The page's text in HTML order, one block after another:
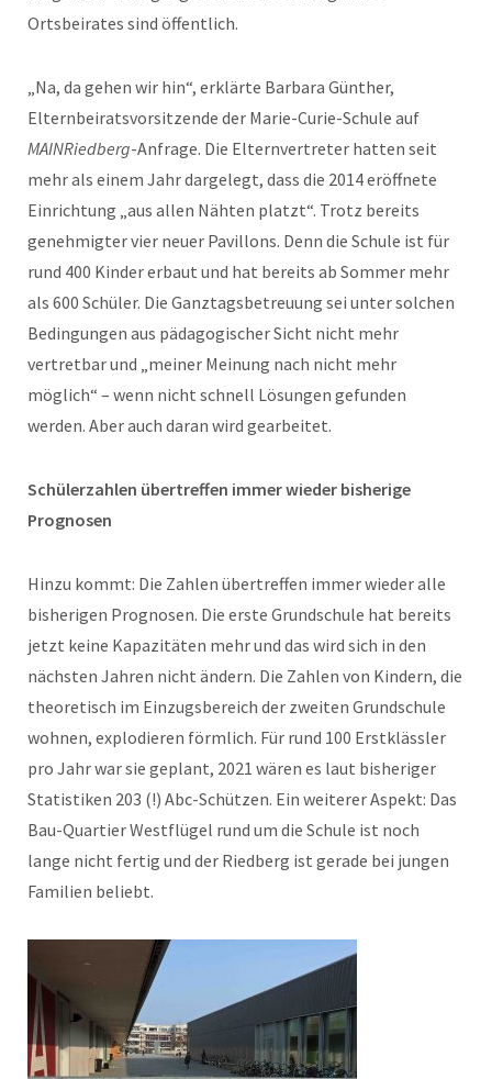
Ortsbeirates sind öffentlich.
„Na, da gehen wir hin“, erklärte Barbara Günther,
Elternbeiratsvorsitzende der Marie-Curie-Schule auf
MAINRiedberg-Anfrage. Die Elternvertreter hatten seit
mehr als einem Jahr dargelegt, dass die 2014 eröffnete
Einrichtung „aus allen Nähten platzt“. Trotz bereits
genehmigter vier neuer Pavillons. Denn die Schule ist für
rund 400 Kinder erbaut und hat bereits ab Sommer mehr
als 600 Schüler. Die Ganztagsbetreuung sei unter solchen
Bedingungen aus pädagogischer Sicht nicht mehr
vertretbar und „meiner Meinung nach nicht mehr
möglich“ – wenn nicht schnell Lösungen gefunden
werden. Aber auch daran wird gearbeitet.
Schülerzahlen übertreffen immer wieder bisherige
Prognosen
Hinzu kommt: Die Zahlen übertreffen immer wieder alle
bisherigen Prognosen. Die erste Grundschule hat bereits
jetzt keine Kapazitäten mehr und das wird sich in den
nächsten Jahren nicht ändern. Die Zahlen von Kindern, die
theoretisch im Einzugsbereich der zweiten Grundschule
wohnen, explodieren förmlich. Für rund 100 Erstklässler
pro Jahr war sie geplant, 2021 wären es laut bisheriger
Statistiken 203 (!) Abc-Schützen. Ein weiterer Aspekt: Das
Bau-Quartier Westflügel rund um die Schule ist noch
lange nicht fertig und der Riedberg ist gerade bei jungen
Familien beliebt.